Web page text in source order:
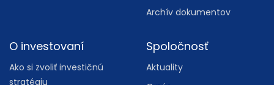
Archív dokumentov
O investovaní
Ako si zvoliť investičnú
stratégiu
Spoločnosť
Aktuality